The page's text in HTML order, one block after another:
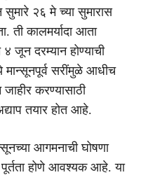
सुमारे २६ मे च्या सुमारास
ती कालमर्यादा आता
दरम्यान होण्याची
मान्सूनपूर्व सरींमुळे आधीच
करण्यासाठी
तयार होत आहे.
आगमनाची घोषणा
पूर्तता होणे आवश्यक आहे. या